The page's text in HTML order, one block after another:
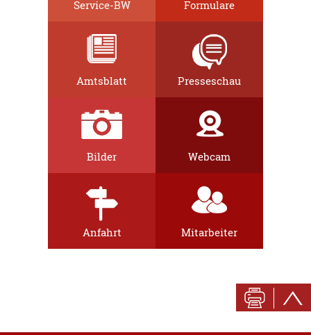
Service-BW Formulare
Amtsblatt Presseschau
Bilder Webcam
Anfahrt Mitarbeiter